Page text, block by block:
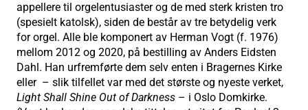
appellere til orgelentusiaster og de med sterk kristen tro
(spesielt katolsk), siden de består av tre betydelig verk
for orgel. Alle ble komponert av Herman Vogt (f. 1976)
mellom 2012 og 2020, på bestilling av Anders Eidsten
Dahl. Han urfremførte dem selv enten i Bragernes Kirke
eller – slik tilfellet var med det største og nyeste verket,
Light Shall Shine Out of Darkness – i Oslo Domkirke.